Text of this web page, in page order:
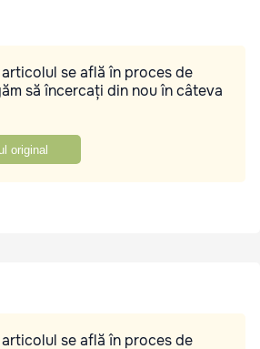
se află în proces de
să încercați din nou în câteva
original
se află în proces de